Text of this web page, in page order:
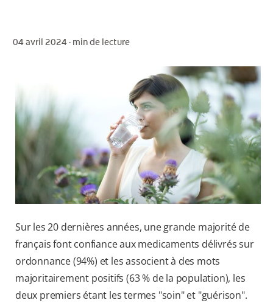
CH (FR)
04 avril 2024 · min de lecture
Sur les 20 dernières années, une grande majorité de
français font confiance aux medicaments délivrés sur
ordonnance (94%) et les associent à des mots
majoritairement positifs (63 % de la population), les
deux premiers étant les termes "soin" et "guérison".